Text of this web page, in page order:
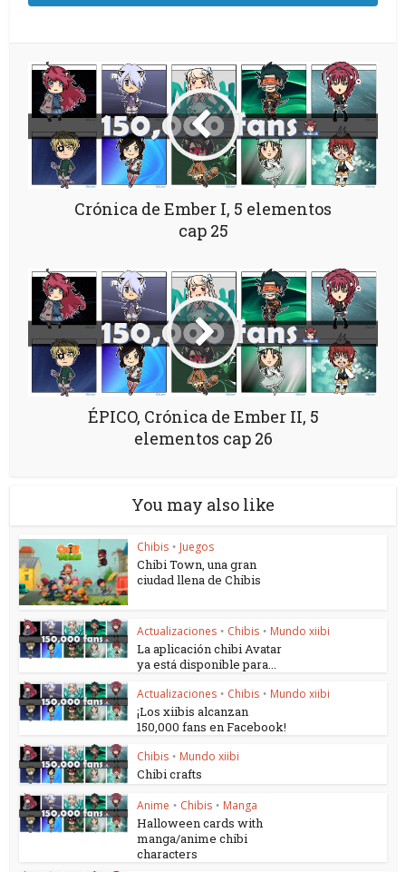
Crónica de Ember I, 5 elementos
cap 25
ÉPICO, Crónica de Ember II, 5
elementos cap 26
You may also like
Chibis • Juegos
Chibi Town, una gran
ciudad llena de Chibis
Actualizaciones • Chibis • Mundo xiibi
La aplicación chibi Avatar
ya está disponible para...
Actualizaciones • Chibis • Mundo xiibi
¡Los xiibis alcanzan
150,000 fans en Facebook!
Chibis • Mundo xiibi
Chibi crafts
Anime • Chibis • Manga
Halloween cards with
manga/anime chibi
characters